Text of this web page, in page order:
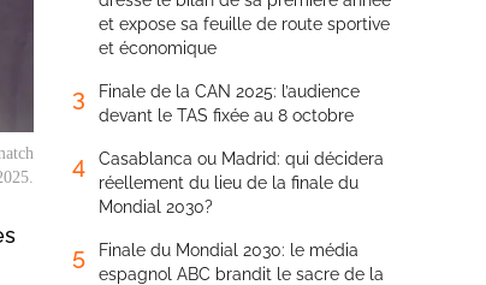
et expose sa feuille de route sportive
et économique
3
Finale de la CAN 2025: l’audience
devant le TAS fixée au 8 octobre
4
Casablanca ou Madrid: qui décidera
réellement du lieu de la finale du
Mondial 2030?
5
Finale du Mondial 2030: le média
espagnol ABC brandit le sacre de la